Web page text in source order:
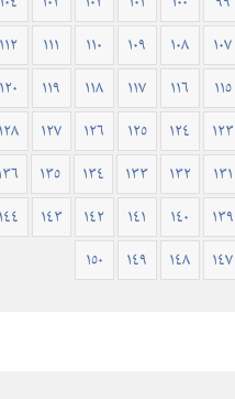
١٠٧ ١٠٨ ١٠٩ ١١٠ ١١١
١١٢
١١٥ ١١٦ ١١٧ ١١٨ ١١٩
١٢٠
١٢٣ ١٢٤ ١٢٥ ١٢٦ ١٢٧
١٢٨
١٣١ ١٣٢ ١٣٣ ١٣٤ ١٣٥
١٣٩ ١٤٠ ١٤١ ١٤٢ ١٤٣
١٤٤
١٤٧ ١٤٨ ١٤٩ ١٥٠